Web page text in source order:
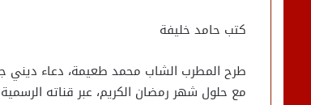
كتب حامد خليفة
طرح المطرب الشاب محمد طعيمة، دعاء ديني
مع حلول شهر رمضان الكريم، عبر قناته